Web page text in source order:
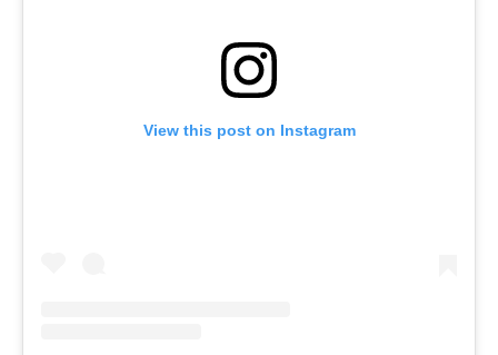
View this post on Instagram